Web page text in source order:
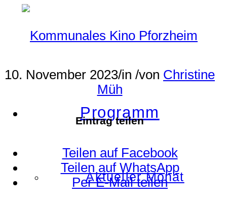
Programm
Aktueller Monat
10. November 2023/in /von Christine
Müh
Eintrag teilen
Teilen auf Facebook
Teilen auf WhatsApp
Per E-Mail teilen